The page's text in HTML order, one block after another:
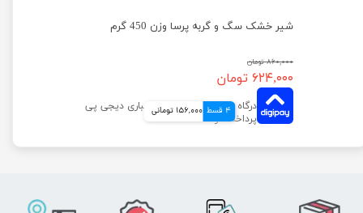
شیر خشک سگ و گربه پرسا وزن 450 گرم
۸۶۰,۰۰۰ تومان
۶۲۴,۰۰۰ تومان
4 قسط 156,000 تومانی